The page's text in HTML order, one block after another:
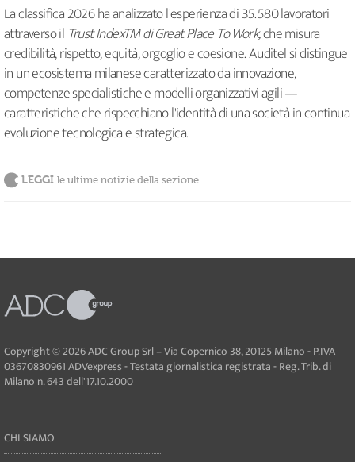
La classifica 2026 ha analizzato l'esperienza di 35.580 lavoratori
attraverso il Trust IndexTM di Great Place To Work,che misura
credibilità, rispetto, equità, orgoglio e coesione. Auditel si distingue
in un ecosistema milanese caratterizzato da innovazione,
competenze specialistiche e modelli organizzativi agili —
caratteristiche che rispecchiano l'identità di una società in continua
evoluzione tecnologica e strategica.
LEGGI le ultime notizie della sezione
Copyright © 2026 ADC Group Srl – Via Copernico 38, 20125 Milano - P.IVA
03670830961 ADVexpress - Testata giornalistica registrata - Reg. Trib. di
Milano n. 643 dell'17.10.2000
CHI SIAMO